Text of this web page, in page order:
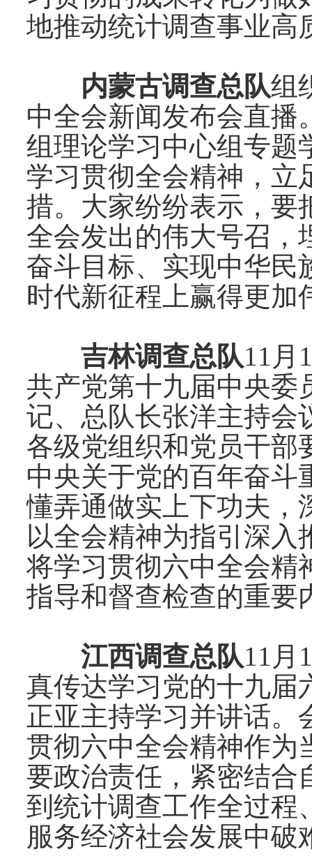
地推动统计调查事业高
内蒙古调查总队组
中全会新闻发布会直播
组理论学习中心组专题
学习贯彻全会精神，立
措。大家纷纷表示，要
全会发出的伟大号召，
奋斗目标、实现中华民
时代新征程上赢得更加
吉林调查总队11 月
共产党第十九届中央委
记、总队长张洋主持会
各级党组织和党员干部
中央关于党的百年奋斗
懂弄通做实上下功夫，
以全会精神为指引深入
将学习贯彻六中全会精
指导和督查检查的重要
江西调查总队11 月
真传达学习党的十九届
正亚主持学习并讲话。
贯彻六中全会精神作为
要政治责任，紧密结合
到统计调查工作全过程
服务经济社会发展中破